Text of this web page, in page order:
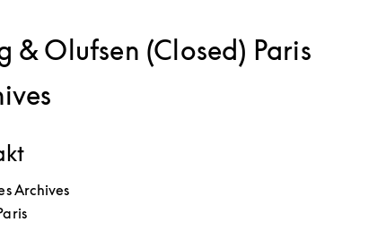
& Olufsen (Closed) Paris
Archives